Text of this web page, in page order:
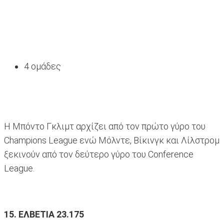
4 ομάδες
Η Μπόντο Γκλιμτ αρχίζει από τον πρώτο γύρο του
Champions League ενώ Μόλντε, Βίκινγκ και Λίλστρομ
ξεκινούν από τον δεύτερο γύρο του Conference
League.
15. ΕΛΒΕΤΙΑ 23.175